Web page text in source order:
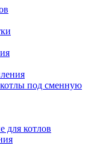
под сменную
для котлов